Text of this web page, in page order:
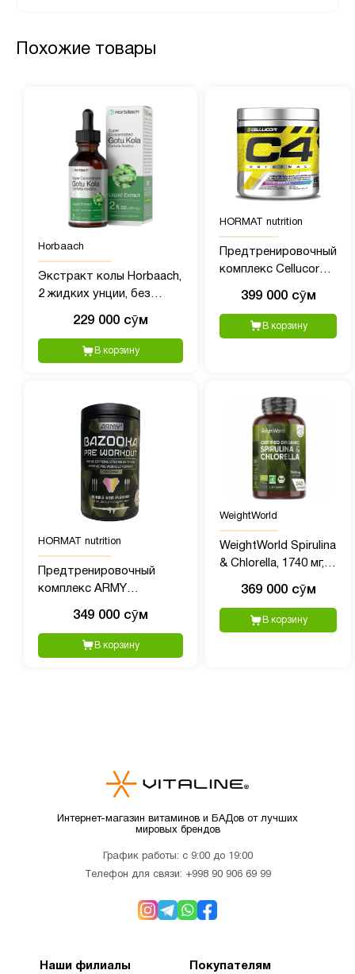
Похожие товары
Horbaach
Экстракт колы Horbaach,
2 жидких унции, без
сверхконцентрированная
жидкая травяная
добавка, вегетарианская,
229 000 сӯм
В корзину
HORMAT nutrition
Предтренировочный
комплекс Cellucor
399 000 сӯм
В корзину
HORMAT nutrition
Предтренировочный
комплекс ARMY
40 порций, 380 гр пищвая
добавка
349 000 сӯм
В корзину
WeightWorld
WeightWorld Spirulina
& Chlorella, 1740 мг,
369 000 сӯм
В корзину
Интернет-магазин витаминов и БАДов от лучших
мировых брендов
График работы: с 9:00 до 19:00
Телефон для связи: +998 90 906 69 99
Наши филиалы Покупателям